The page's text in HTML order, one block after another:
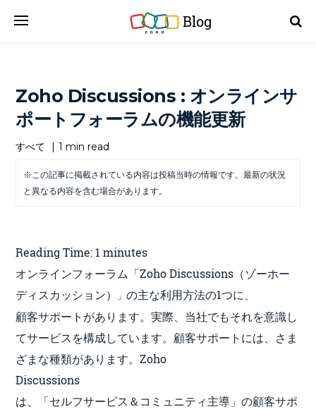
Blog
Zoho Discussions : オンラインサ
ポートフォーラムの機能更新
すべて | 1 min read
※この記事に掲載されている内容は投稿当時の情報です。最新の状況
と異なる内容を含む場合があります。
Reading Time: 1 minutes
オンラインフォーラム「Zoho Discussions（ゾーホー
ディスカッション）
」の主な利用方法の1つに
顧客サポートがあります。実際、当社でもそれを意識し
てサービスを構成しています。顧客サポートには、さま
ざまな種類があります。Zoho
Discussions
は、「セルフサービス＆コミュニティ主導」の顧客サポ